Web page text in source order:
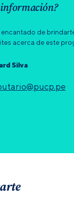
de
acerca de este
Silva